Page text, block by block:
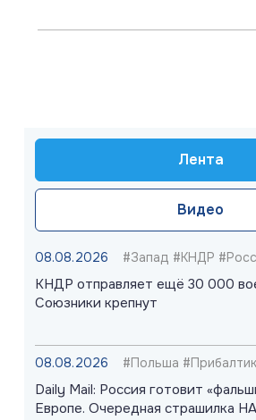
Лента
Видео
08.08.2026 #Запад #КНДР
КНДР отправляет ещё 30 000
Союзники крепнут
08.08.2026 #Польша
Daily Mail: Россия готовит
Европе. Очередная страшилка